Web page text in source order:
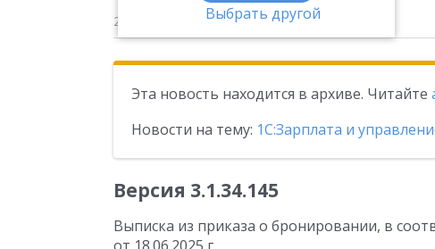
Выбрать другой
24.11.2025
Эта новость находится в архиве. Читайте
Новости на тему: 1С:Зарплата и
Версия 3.1.34.145
Выписка из приказа о бронировании, в